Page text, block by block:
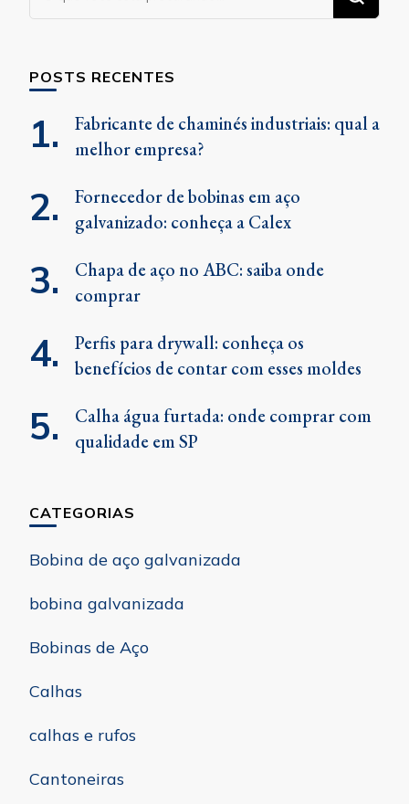
algo?
POSTS RECENTES
Fabricante de chaminés industriais: qual a
melhor empresa?
Fornecedor de bobinas em aço
galvanizado: conheça a Calex
Chapa de aço no ABC: saiba onde
comprar
Perfis para drywall: conheça os
benefícios de contar com esses moldes
Calha água furtada: onde comprar com
qualidade em SP
CATEGORIAS
Bobina de aço galvanizada
bobina galvanizada
Bobinas de Aço
Calhas
calhas e rufos
Cantoneiras